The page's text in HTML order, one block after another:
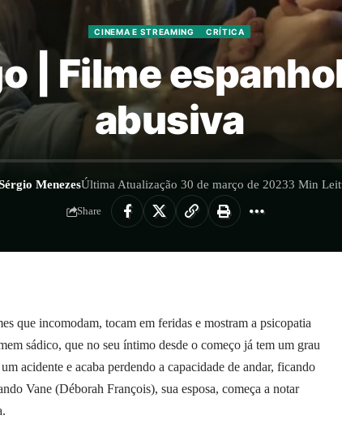
CINEMA E STREAMING CRÍTICA
| Filme
abusiva
MenezesÚltima Atualização 30 de março de 20233 Min
Share
que incomodam, tocam em feridas e mostram a psicopatia
sádico, que no seu íntimo desde o começo já tem um grau
acidente e acaba perdendo a capacidade de andar, ficando
Vane (Déborah François), sua esposa, começa a notar